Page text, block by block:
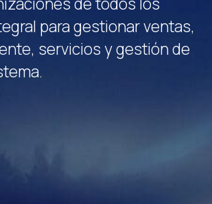
para gestionar ventas,
servicios y gestión de